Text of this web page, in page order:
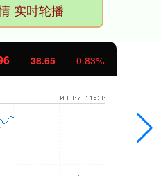
实时轮播
38.65 0.83%